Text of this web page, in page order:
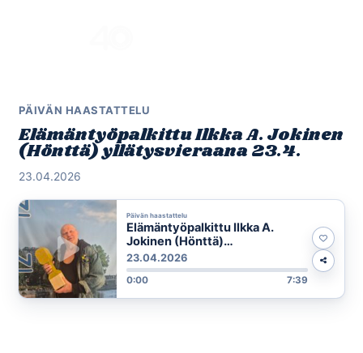
PÄIVÄN HAASTATTELU
Elämäntyöpalkittu Ilkka A. Jokinen
(Hönttä) yllätysvieraana 23.4.
23.04.2026
Päivän haastattelu
Elämäntyöpalkittu Ilkka A.
Jokinen (Hönttä)
yllätysvieraana 23.4.
23.04.2026
0:00 7:39